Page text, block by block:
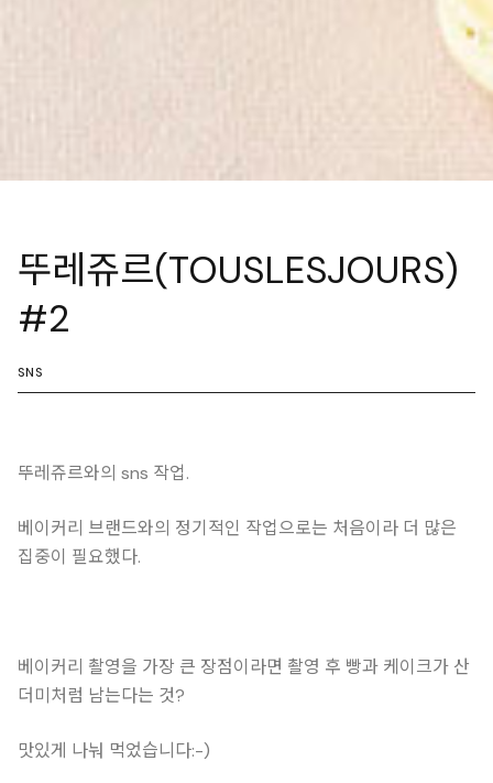
뚜레쥬르(TOUSLESJOURS)
#2
SNS
뚜레쥬르와의 sns 작업.
베이커리 브랜드와의 정기적인 작업으로는 처음이라 더 많은
집중이 필요했다.
베이커리 촬영을 가장 큰 장점이라면 촬영 후 빵과 케이크가 산
더미처럼 남는다는 것?
맛있게 나눠 먹었습니다:-)